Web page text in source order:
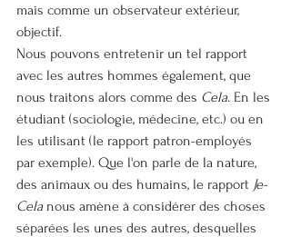
mais comme un observateur extérieur,
objectif.
Nous pouvons entretenir un tel rapport
avec les autres hommes également, que
nous traitons alors comme des Cela. En les
étudiant (sociologie, médecine, etc.) ou en
les utilisant (le rapport patron-employés
par exemple). Que l'on parle de la nature,
des animaux ou des humains, le rapport Je-
Cela nous amène à considérer des choses
séparées les unes des autres, desquelles